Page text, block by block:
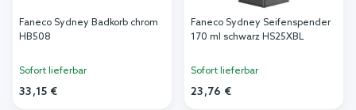
Faneco Sydney Badkorb chrom
HB508
Sofort lieferbar
33,15 €
Faneco Sydney Seifenspender
170 ml schwarz HS25XBL
Sofort lieferbar
23,76 €